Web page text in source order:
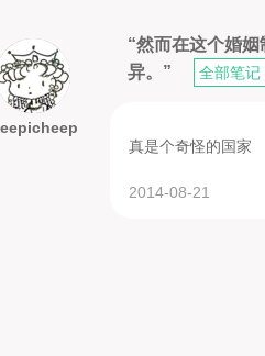
“然而在这个婚
异。”
全部笔记
真是个奇怪的国家
2014-08-21